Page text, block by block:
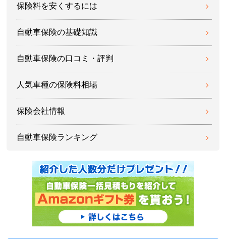
保険料を安くするには
自動車保険の基礎知識
自動車保険の口コミ・評判
人気車種の保険料相場
保険会社情報
自動車保険ランキング